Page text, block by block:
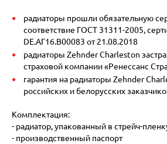
радиаторы прошли обязательную
соответствие ГОСТ 31311-2005,
DE.АГ16.В00083 от 21.08.2018
радиаторы Zehnder Charleston
страховой компании «Ренессанс
гарантия на радиаторы Zehnder
российских и белорусских
Комплектация:
- радиатор, упакованный в стрейч-
- производственный паспорт